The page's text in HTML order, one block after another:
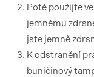
Poté použijte
jemnému
jste jemně
K odstranění
buničinový